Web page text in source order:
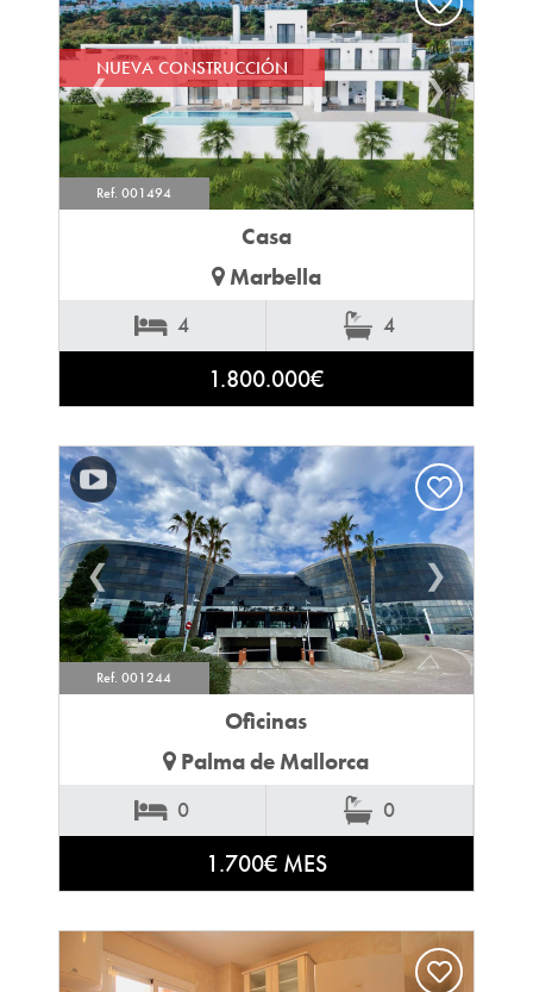
❮ ❯
Ref. 001494
NUEVA CONSTRUCCIÓN
Casa
Marbella
4 4
1.800.000€
❮ ❯
Ref. 001244
Oficinas
Palma de Mallorca
0 0
1.700€ MES